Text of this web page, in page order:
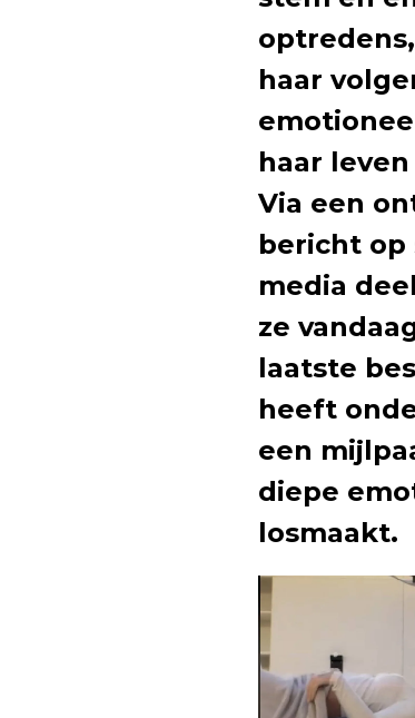
haar
haar
Via een
bericht op
media
ze
laatste
heeft
een
diepe
losmaakt.